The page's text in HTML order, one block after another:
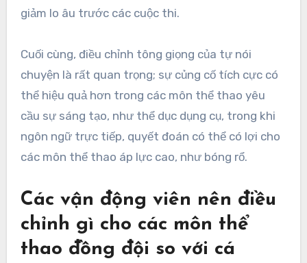
giảm lo âu trước các cuộc thi.
Cuối cùng, điều chỉnh tông giọng của tự nói
chuyện là rất quan trọng; sự củng cố tích cực có
thể hiệu quả hơn trong các môn thể thao yêu
cầu sự sáng tạo, như thể dục dụng cụ, trong khi
ngôn ngữ trực tiếp, quyết đoán có thể có lợi cho
các môn thể thao áp lực cao, như bóng rổ.
Các vận động viên nên điều
chỉnh gì cho các môn thể
thao đồng đội so với cá